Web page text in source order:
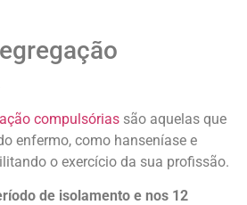
compulsórias são aquelas que
enfermo, como hanseníase e
o exercício da sua profissão.
de isolamento e nos 12